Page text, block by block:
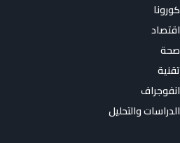
كورونا
اقتصاد
صحة
تقنية
انفوجراف
الدراسات والتحليل